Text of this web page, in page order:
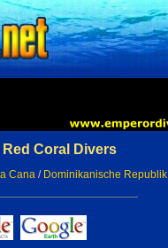
Coral Divers
Cana/ Dominikanische Republik